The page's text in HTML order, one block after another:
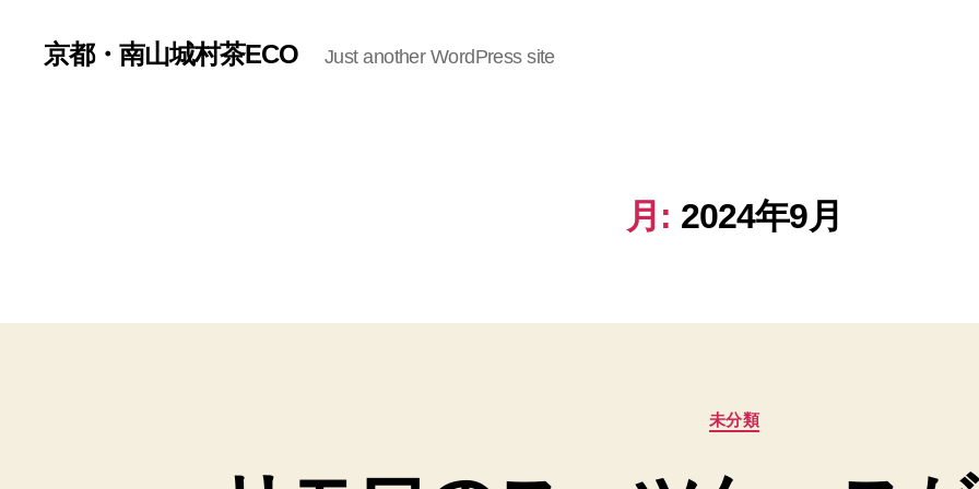
京都・南山城村茶ECO Just another WordPress site
月: 2024年9月
カ
テ
未分類